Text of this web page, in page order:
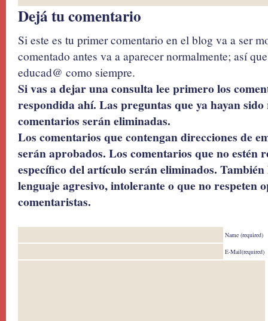
Dejá tu comentario
Si este es tu primer comentario en el blog va a ser
comentado antes va a aparecer normalmente; así
educad@ como siempre.
Si vas a dejar una consulta lee primero los
respondida ahí. Las preguntas que ya hayan
comentarios serán eliminadas.
Los comentarios que contengan direcciones de
serán aprobados. Los comentarios que no estén
específico del artículo serán eliminados.
lenguaje agresivo, intolerante o que no respeten
comentaristas.
Name (required)
E-Mail(required)